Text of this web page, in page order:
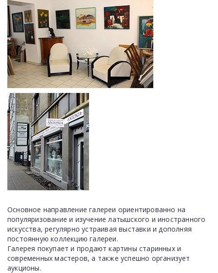
Основное направление галереи ориентированно на
популяризование и изучение латышского и иностранного
искусства, регулярно устраивая выставки и дополняя
постоянную коллекцию галереи.
Галерея покупает и продают картины старинных и
современных мастеров, а также успешно организует
аукционы.